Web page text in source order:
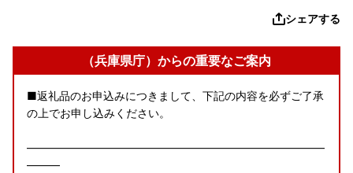
シェアする
（兵庫県庁）からの重要なご案内
■返礼品のお申込みにつきまして、下記の内容を必ずご了承
の上でお申し込みください。
―――――――――――――――――――――――――――
―――